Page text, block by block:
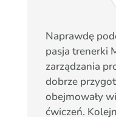
Naprawdę
pasja trenerki
zarządzania
dobrze
obejmowały
ćwiczeń.